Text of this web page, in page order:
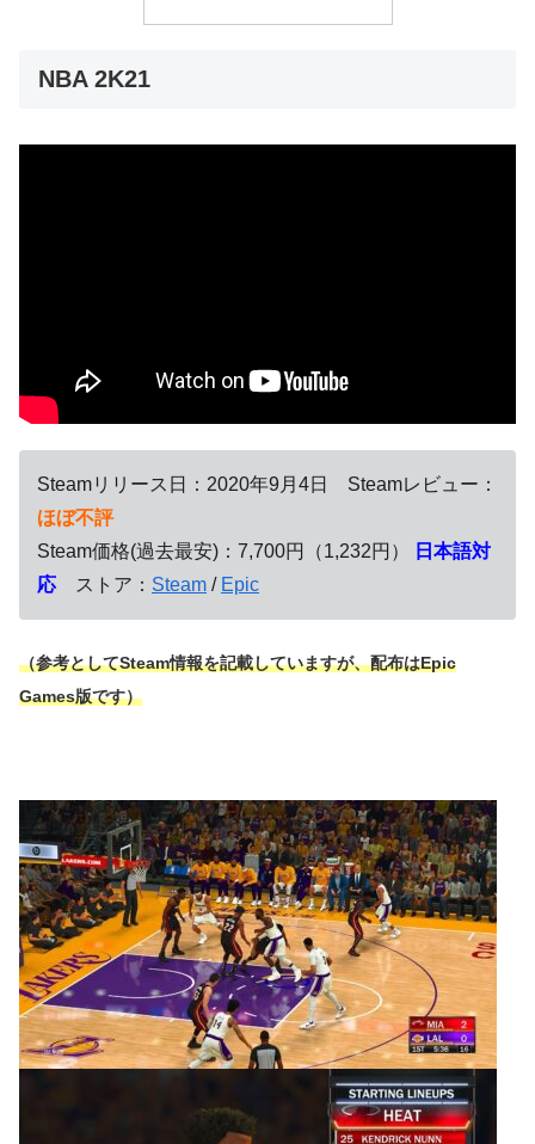
NBA 2K21
Steamリリース日：2020年9月4日 Steamレビュー：
ほぼ不評
Steam価格(過去最安)：7,700円（1,232円）
日本語対
応 ストア： Steam / Epic
（参考としてSteam情報を記載していますが、配布はEpic
Games版です）